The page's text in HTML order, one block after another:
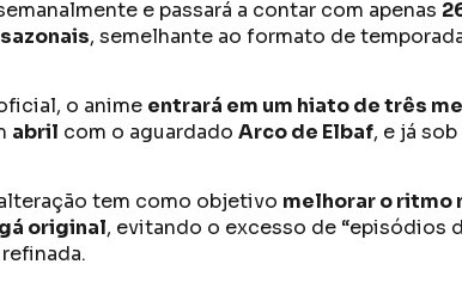
e passará a contar com apenas
, semelhante ao formato de
o anime entrará em um hiato de três
abril com o aguardado Arco de Elbaf, e já
tem como objetivo melhorar o ritmo
original, evitando o excesso de “episódios